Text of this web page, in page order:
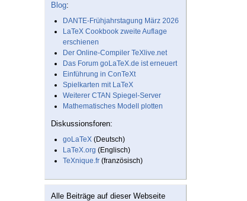
Blog:
DANTE-Frühjahrstagung März 2026
LaTeX Cookbook zweite Auflage
erschienen
Der Online-Compiler TeXlive.net
Das Forum goLaTeX.de ist erneuert
Einführung in ConTeXt
Spielkarten mit LaTeX
Weiterer CTAN Spiegel-Server
Mathematisches Modell plotten
Diskussionsforen:
goLaTeX (Deutsch)
LaTeX.org (Englisch)
TeXnique.fr (französisch)
Alle Beiträge auf dieser Webseite